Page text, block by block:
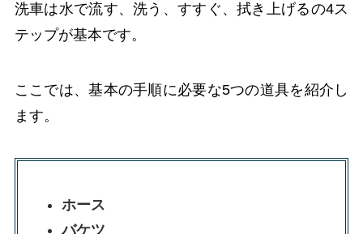
洗車は水で流す、洗う、すすぐ、拭き上げるの4ス
テップが基本です。
ここでは、基本の手順に必要な5つの道具を紹介し
ます。
ホース
バケツ